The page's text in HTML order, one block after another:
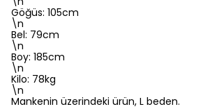
Göğüs: 105cm
\n
Bel: 79cm
\n
Boy: 185cm
\n
Kilo: 78kg
\n
Mankenin üzerindeki ürün, L beden.